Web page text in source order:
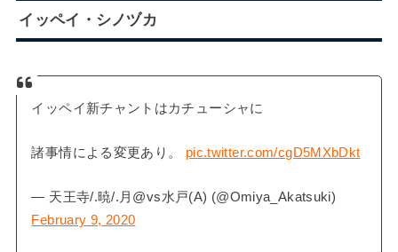
イッペイ・シノヅカ
イッペイ新チャントはカチューシャに
諸事情による変更あり。 pic.twitter.com/cgD5MXbDkt
— 天王寺/.暁/.月@vs水戸(A) (@Omiya_Akatsuki)
February 9, 2020